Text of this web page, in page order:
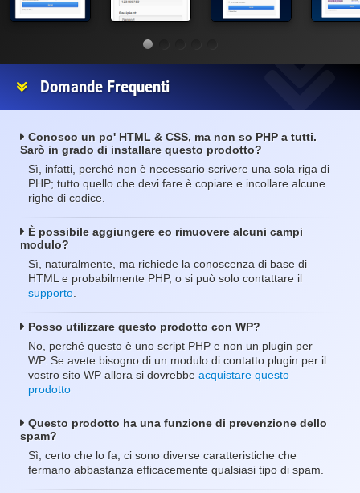
Domande Frequenti
Conosco un po' HTML & CSS, ma non so PHP a tutti.
Sarò in grado di installare questo prodotto?
Sì, infatti, perché non è necessario scrivere una sola riga di
PHP; tutto quello che devi fare è copiare e incollare alcune
righe di codice.
È possibile aggiungere eo rimuovere alcuni campi
modulo?
Sì, naturalmente, ma richiede la conoscenza di base di
HTML e probabilmente PHP, o si può solo contattare il
supporto
Posso utilizzare questo prodotto con WP?
No, perché questo è uno script PHP e non un plugin per
WP. Se avete bisogno di un modulo di contatto plugin per il
vostro sito WP allora si dovrebbe acquistare questo
prodotto
Questo prodotto ha una funzione di prevenzione dello
spam?
Sì, certo che lo fa, ci sono diverse caratteristiche che
fermano abbastanza efficacemente qualsiasi tipo di spam.